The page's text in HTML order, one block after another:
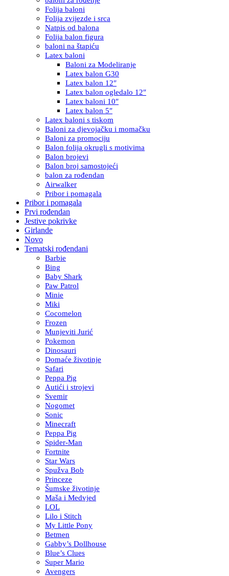
Folija baloni
Folija zvijezde i srca
Natpis od balona
Folija balon figura
baloni na štapiću
Latex baloni
Baloni za Modeliranje
Latex balon G30
Latex balon 12″
Latex balon ogledalo 12″
Latex baloni 10″
Latex balon 5″
Latex baloni s tiskom
Baloni za djevojačku i momačku
Baloni za promociju
Balon folija okrugli s motivima
Balon brojevi
Balon broj samostojeći
balon za rođendan
Airwalker
Pribor i pomagala
Pribor i pomagala
Prvi rođendan
Jestive pokrivke
Girlande
Novo
Tematski rođendani
Barbie
Bing
Baby Shark
Paw Patrol
Minie
Miki
Cocomelon
Frozen
Munjeviti Jurić
Pokemon
Dinosauri
Domaće životinje
Safari
Peppa Pig
Autići i strojevi
Svemir
Nogomet
Sonic
Minecraft
Peppa Pig
Spider-Man
Fortnite
Star Wars
Spužva Bob
Princeze
Šumske životinje
Maša i Medvjed
LOL
Lilo i Stitch
My Little Pony
Betmen
Gabby’s Dollhouse
Blue’s Clues
Super Mario
Avengers